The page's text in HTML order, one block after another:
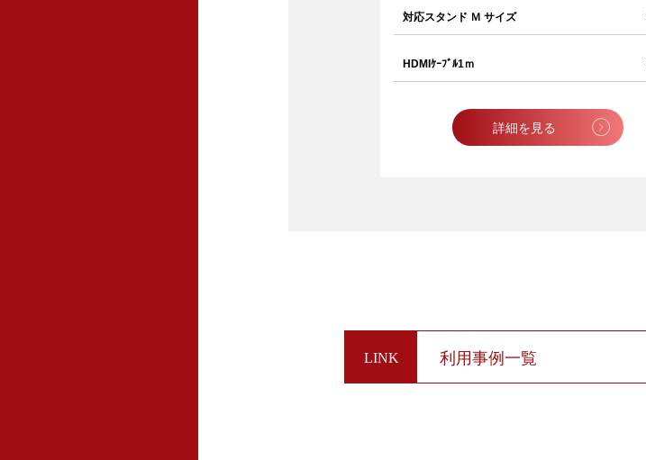
対応スタンド Ｍ サイズ
HDMIｹｰﾌﾞﾙ1ｍ
詳細を見る
利用事例一覧